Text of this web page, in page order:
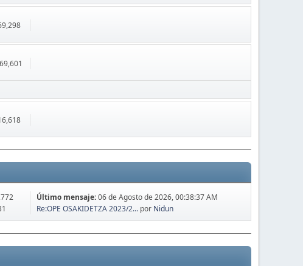
Último mensaje:06 de Agosto de 2026, 00:38:37 AM
Re:OPE OSAKIDETZA 2023/2... por Nidun